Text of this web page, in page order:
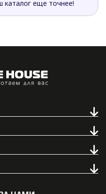
еще точнее!